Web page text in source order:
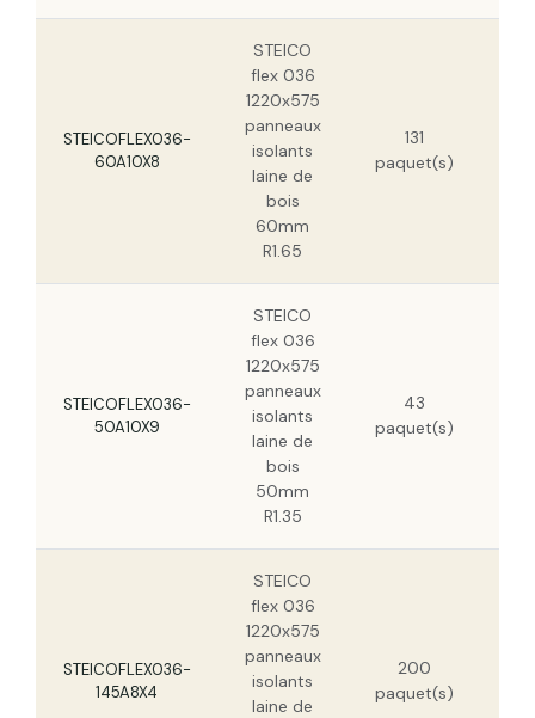
STEICOFLEX036-
60A10X8
STEICO
flex 036
1220x575
panneaux
isolants
laine de
bois
60mm
R1.65
131
paquet(s)
STEICOFLEX036-
50A10X9
STEICO
flex 036
1220x575
panneaux
isolants
laine de
bois
50mm
R1.35
43
paquet(s)
STEICOFLEX036-
145A8X4
STEICO
flex 036
1220x575
panneaux
isolants
laine de
200
paquet(s)